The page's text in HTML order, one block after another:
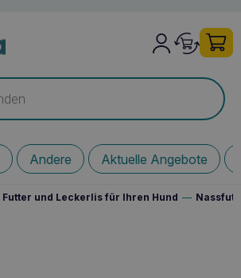
Andere Aktuelle Angebote
Futter und Leckerlis für Ihren Hund —